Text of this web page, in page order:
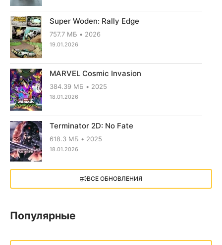
Super Woden: Rally Edge
757.7 МБ 2026
19.01.2026
MARVEL Cosmic Invasion
384.39 МБ 2025
18.01.2026
Terminator 2D: No Fate
618.3 МБ 2025
18.01.2026
X4: Foundations (2018)
13.73 GB 2018
13 ГБ 2025
ВСЕ ОБНОВЛЕНИЯ
Популярные